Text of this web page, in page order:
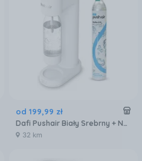
od 199,99 zł
Dafi Pushair Biały Srebrny + Nabój Co2 Butelka 0,7l
32 km